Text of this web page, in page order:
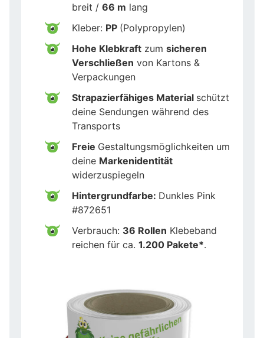
breit / 66 m lang
Kleber: PP (Polypropylen)
Hohe Klebkraft zum sicheren
Verschließen von Kartons &
Verpackungen
Strapazierfähiges Material schützt
deine Sendungen während des
Transports
Freie Gestaltungsmöglichkeiten um
deine Markenidentität
widerzuspiegeln
Hintergrundfarbe: Dunkles Pink
#872651
Verbrauch: 36 Rollen Klebeband
reichen für ca. 1.200 Pakete*.